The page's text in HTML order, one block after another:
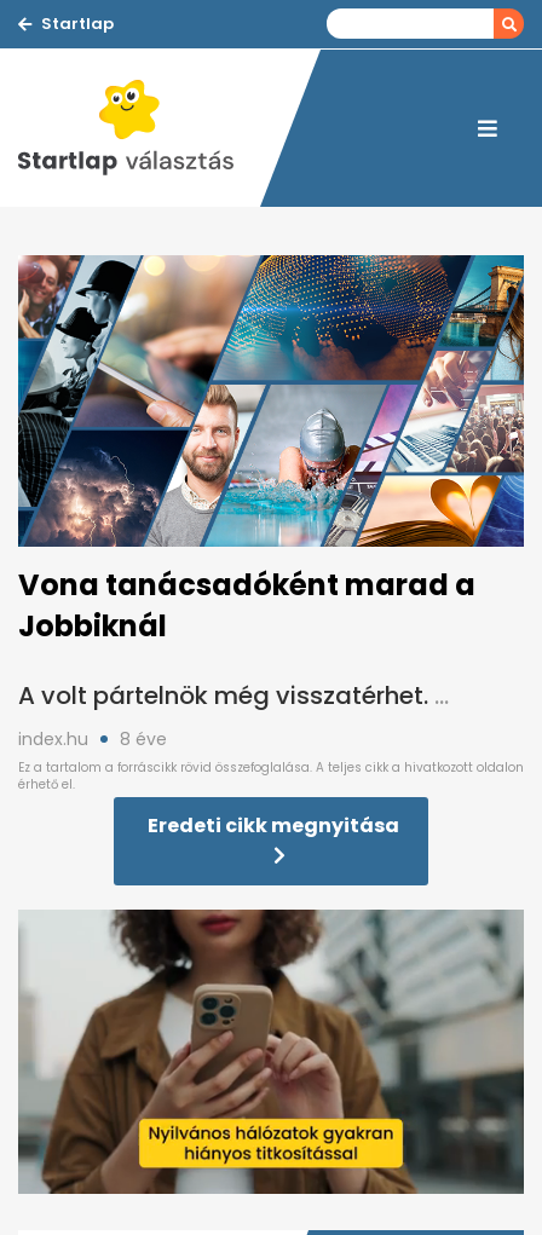
Startlap
Vona tanácsadóként marad a
Jobbiknál
A volt pártelnök még visszatérhet.
index.hu 8 éve
Eredeti cikk megnyitása